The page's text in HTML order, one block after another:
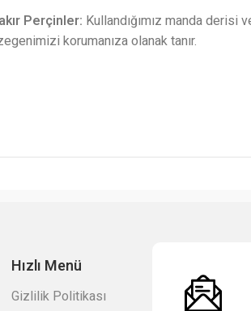
Perçinler: Kullandığımız manda
korumanıza olanak tanır.
Hızlı Menü
Gizlilik Politikası